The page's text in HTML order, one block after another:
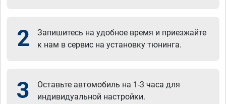
2
Запишитесь на удобное время и приезжайте
к нам в сервис на установку тюнинга.
3
Оставьте автомобиль на 1-3 часа для
индивидуальной настройки.